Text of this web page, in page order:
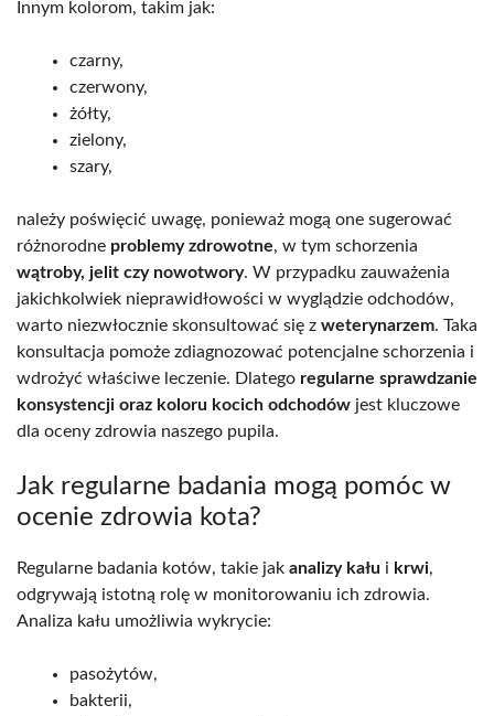
Innym kolorom, takim jak:
czarny,
czerwony,
żółty,
zielony,
szary,
należy poświęcić uwagę, ponieważ mogą one sugerować
różnorodne problemy zdrowotne, w tym schorzenia
wątroby, jelit czy nowotwory. W przypadku zauważenia
jakichkolwiek nieprawidłowości w wyglądzie odchodów,
warto niezwłocznie skonsultować się z weterynarzem. Taka
konsultacja pomoże zdiagnozować potencjalne schorzenia i
wdrożyć właściwe leczenie. Dlatego regularne sprawdzanie
konsystencji oraz koloru kocich odchodów jest kluczowe
dla oceny zdrowia naszego pupila.
Jak regularne badania mogą pomóc w
ocenie zdrowia kota?
Regularne badania kotów, takie jak analizy kału i krwi,
odgrywają istotną rolę w monitorowaniu ich zdrowia.
Analiza kału umożliwia wykrycie:
pasożytów,
bakterii,